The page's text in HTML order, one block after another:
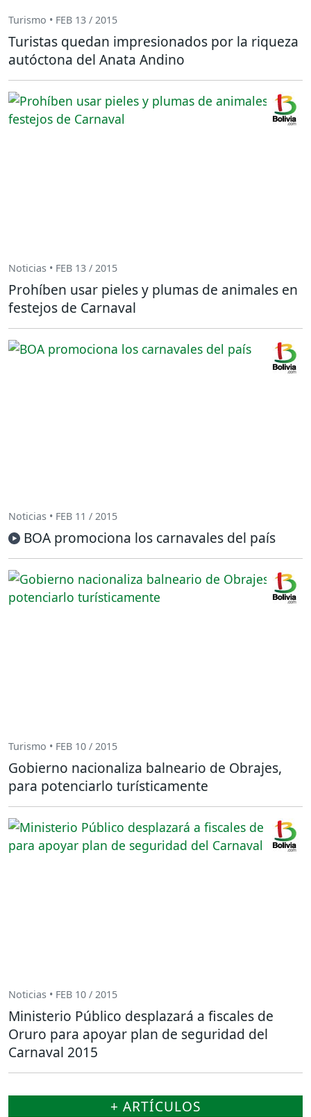
Turismo • FEB 13 / 2015
Turistas quedan impresionados por la riqueza
autóctona del Anata Andino
Noticias • FEB 13 / 2015
Prohíben usar pieles y plumas de animales en
festejos de Carnaval
Noticias • FEB 11 / 2015
BOA promociona los carnavales del país
Turismo • FEB 10 / 2015
Gobierno nacionaliza balneario de Obrajes,
para potenciarlo turísticamente
Noticias • FEB 10 / 2015
Ministerio Público desplazará a fiscales de
Oruro para apoyar plan de seguridad del
Carnaval 2015
+ ARTÍCULOS